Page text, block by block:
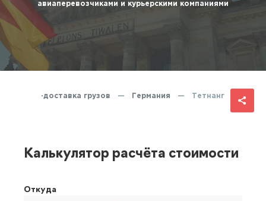
авиаперевозчиками и курьерскими компаниями
Экспресс-доставка грузов — Германия — Тетнанг
Калькулятор расчёта стоимости
Откуда